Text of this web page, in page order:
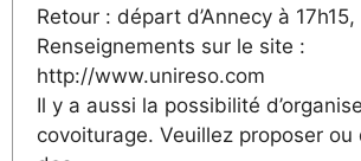
Retour : départ d’Annecy à 17h15,
Renseignements sur le site :
http://www.unireso.com
Il y a aussi la possibilité
covoiturage. Veuillez proposer ou